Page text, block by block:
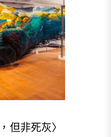
但非死灰〉